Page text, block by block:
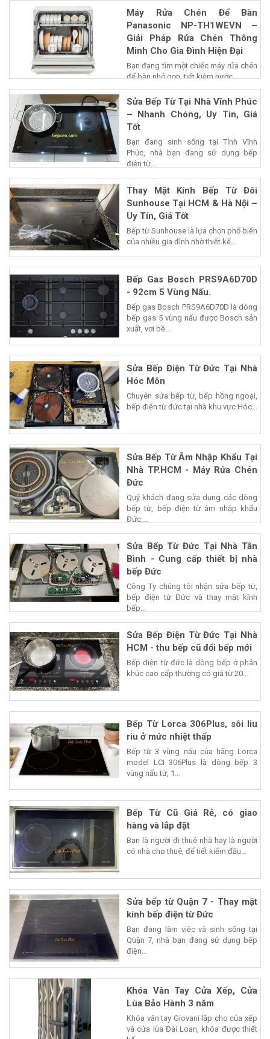
Máy Rửa Chén Để Bàn
Panasonic NP-TH1WEVN –
Giải Pháp Rửa Chén Thông
Minh Cho Gia Đình Hiện Đại
Bạn đang tìm một chiếc máy rửa chén
để bàn nhỏ gọn, tiết kiệm nước...
Sửa Bếp Từ Tại Nhà Vĩnh Phúc
– Nhanh Chóng, Uy Tín, Giá
Tốt
Bạn đang sinh sống tại Tỉnh Vĩnh
Phúc, nhà bạn đang sử dụng bếp
điện từ...
Thay Mặt Kính Bếp Từ Đôi
Sunhouse Tại HCM & Hà Nội –
Uy Tín, Giá Tốt
Bếp từ Sunhouse là lựa chọn phổ biến
của nhiều gia đình nhờ thiết kế...
Bếp Gas Bosch PRS9A6D70D
- 92cm 5 Vùng Nấu.
Bếp gas Bosch PRS9A6D70D là dòng
bếp gas 5 vùng nấu được Bosch sản
xuất, vơi bề...
Sửa Bếp Điện Từ Đức Tại Nhà
Hóc Môn
Chuyên sửa bếp từ, bếp hồng ngoại,
bếp điện từ đức tại nhà khu vực Hóc...
Sửa Bếp Từ Âm Nhập Khẩu Tại
Nhà TP.HCM - Máy Rửa Chén
Đức
Quý khách đang sửa dụng các dòng
bếp từ, bếp điện từ âm nhập khẩu
Đức,...
Sửa Bếp Từ Đức Tại Nhà Tân
Bình - Cung cấp thiết bị nhà
bếp Đức
Công Ty chúng tôi nhận sửa bếp từ,
bếp điện từ Đức và thay mặt kính
bếp...
Sửa Bếp Điện Từ Đức Tại Nhà
HCM - thu bếp cũ đổi bếp mới
Bếp điện từ đức là dòng bếp ở phân
khúc cao cấp thường có giá từ 20...
Bếp Từ Lorca 306Plus, sôi liu
riu ở mức nhiệt thấp
Bếp từ 3 vùng nấu của hãng Lorca
model LCI 306Plus là dòng bếp 3
vùng nấu từ, 1...
Bếp Từ Cũ Giá Rẻ, có giao
hàng và lắp đặt
Bạn là người đi thuê nhà hay là người
có nhà cho thuê, để tiết kiểm đầu...
Sửa bếp từ Quận 7 - Thay mặt
kính bếp điện từ Đức
Bạn đang làm việc và sinh sống tại
Quận 7, nhà bạn đang sử dụng bếp
điện...
Khóa Vân Tay Cửa Xếp, Cửa
Lùa Bảo Hành 3 năm
Khóa vân tay Giovani lắp cho của xếp
và cửa lùa Đài Loan, khóa được thiết